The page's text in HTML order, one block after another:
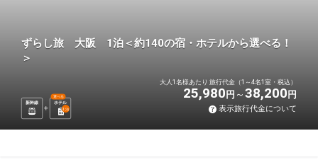
ずらし旅 大阪 1泊＜約140の宿・ホテルから選べる！
＞
新幹線 ホテル
選べる
1 泊
大人1名様あたり 旅行代金（1～4名1室・税込）
25,980 円 38,200 円
表示旅行代金について